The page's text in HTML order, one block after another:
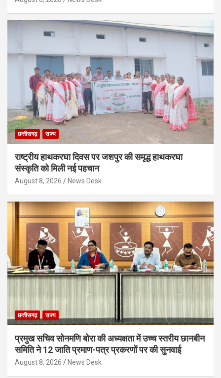
छत्तीसगढ़ राज्य
राष्ट्रीय हाथकरघा दिवस पर जशपुर की समृद्ध हाथकरघा
संस्कृति को मिली नई पहचान
August 8, 2026 News Desk
छत्तीसगढ़ राज्य
प्रमुख सचिव सोनमणि बोरा की अध्यक्षता में उच्च स्तरीय छानबीन
समिति ने 12 जाति प्रमाण-पत्र प्रकरणों पर की सुनवाई
August 8, 2026 News Desk